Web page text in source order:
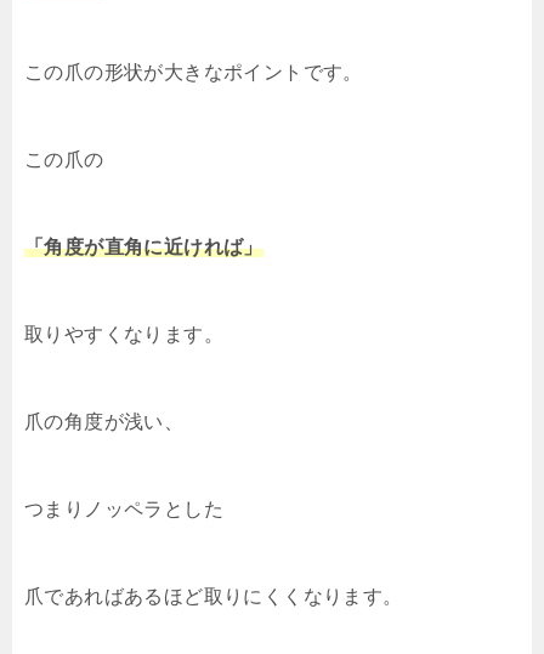
この爪の形状が大きなポイントです。
この爪の
「角度が直角に近ければ」
取りやすくなります。
爪の角度が浅い、
つまりノッペラとした
爪であればあるほど取りにくくなります。